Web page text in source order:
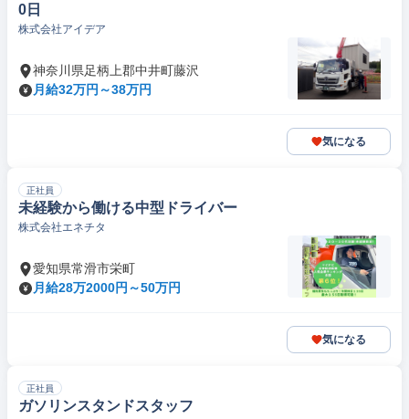
0日
株式会社アイデア
神奈川県足柄上郡中井町藤沢
月給32万円～38万円
気になる
正社員
未経験から働ける中型ドライバー
株式会社エネチタ
愛知県常滑市栄町
月給28万2000円～50万円
気になる
正社員
ガソリンスタンドスタッフ